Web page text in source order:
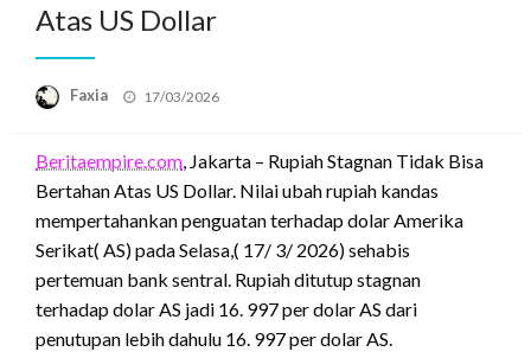
Atas US Dollar
Faxia
Posted
17/03/2026
Beritaempire.com, Jakarta – Rupiah Stagnan Tidak Bisa
Bertahan Atas US Dollar. Nilai ubah rupiah kandas
mempertahankan penguatan terhadap dolar Amerika
Serikat( AS) pada Selasa,( 17/ 3/ 2026) sehabis
pertemuan bank sentral. Rupiah ditutup stagnan
terhadap dolar AS jadi 16. 997 per dolar AS dari
penutupan lebih dahulu 16. 997 per dolar AS.